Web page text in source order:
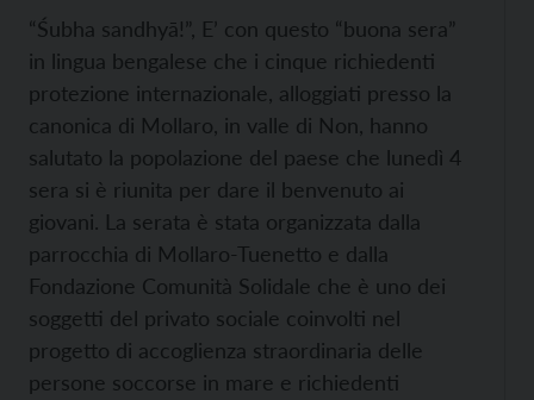
“Śubha sandhyā!”, E’ con questo “buona sera”
in lingua bengalese che i cinque richiedenti
protezione internazionale, alloggiati presso la
canonica di Mollaro, in valle di Non, hanno
salutato la popolazione del paese che lunedì 4
sera si è riunita per dare il benvenuto ai
giovani. La serata è stata organizzata dalla
parrocchia di Mollaro-Tuenetto e dalla
Fondazione Comunità Solidale che è uno dei
soggetti del privato sociale coinvolti nel
progetto di accoglienza straordinaria delle
persone soccorse in mare e richiedenti